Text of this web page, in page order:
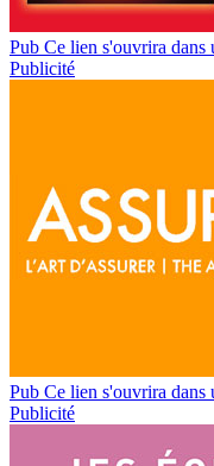
Pub Ce lien s'ouvrira dans
Publicité
Pub Ce lien s'ouvrira dans
Publicité